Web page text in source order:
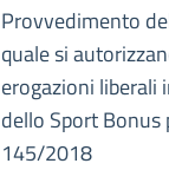
Provvedimento
quale si
erogazioni liberali
dello Sport Bonus
145/2018